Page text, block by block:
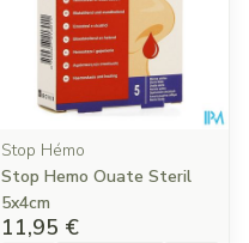
Stop Hémo
Stop Hemo Ouate Steril
5x4cm
11,95 €